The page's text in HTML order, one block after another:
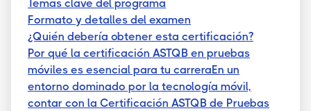
Temas clave del programa
Formato y detalles del examen
¿Quién debería obtener esta certificación?
Por qué la certificación ASTQB en pruebas
móviles es esencial para tu carreraEn un
entorno dominado por la tecnología móvil,
contar con la Certificación ASTQB de Pruebas